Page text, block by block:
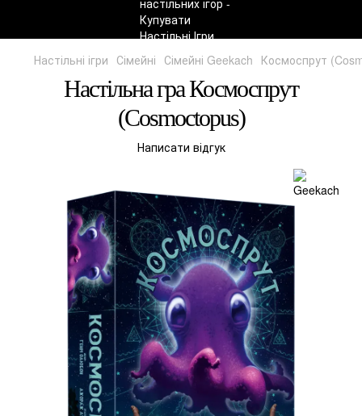
Настільні ігри Сімейні Сімейні Geekach Космоспрут
Настільна гра Космоспрут
(Cosmoctopus)
Написати відгук